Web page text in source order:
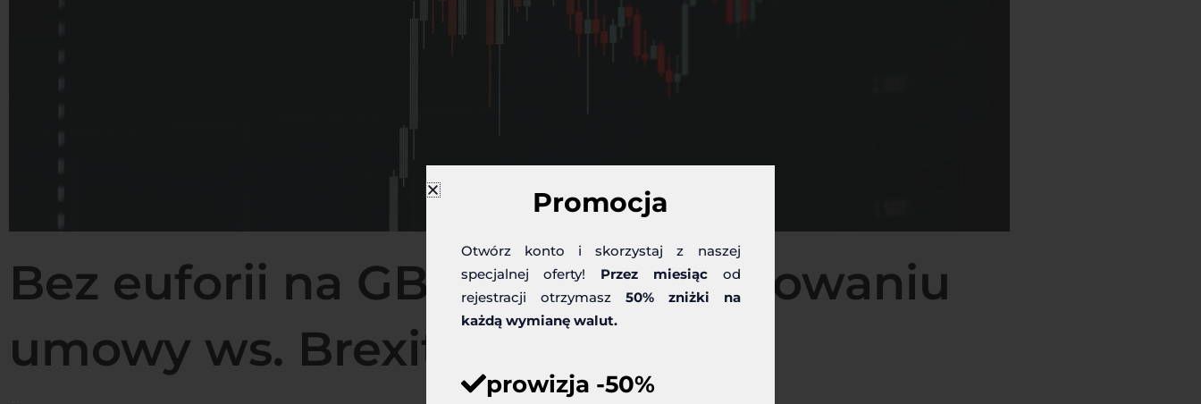
Bez euforii na GBP po zaakceptowaniu
umowy ws. Brexitu przez UE
Promocja
Otwórz konto i skorzystaj z naszej
specjalnej oferty! Przez miesiącod
rejestracji otrzymasz 50% zniżki na
każdą wymianę walut.
prowizja -50%